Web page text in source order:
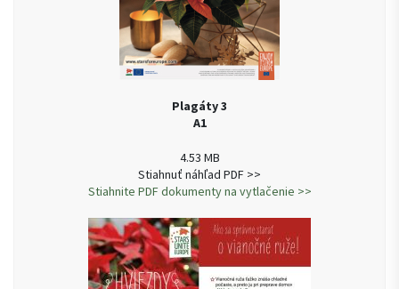
Plagáty 3
A1
4.53 MB
Stiahnuť náhľad PDF >>
Stiahnite PDF dokumenty na vytlačenie >>